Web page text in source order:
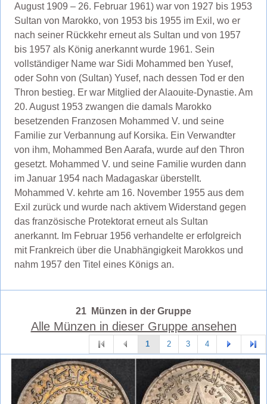
August 1909 – 26. Februar 1961) war von 1927 bis 1953
Sultan von Marokko, von 1953 bis 1955 im Exil, wo er
nach seiner Rückkehr erneut als Sultan und von 1957
bis 1957 als König anerkannt wurde 1961. Sein
vollständiger Name war Sidi Mohammed ben Yusef,
oder Sohn von (Sultan) Yusef, nach dessen Tod er den
Thron bestieg. Er war Mitglied der Alaouite-Dynastie. Am
20. August 1953 zwangen die damals Marokko
besetzenden Franzosen Mohammed V. und seine
Familie zur Verbannung auf Korsika. Ein Verwandter
von ihm, Mohammed Ben Aarafa, wurde auf den Thron
gesetzt. Mohammed V. und seine Familie wurden dann
im Januar 1954 nach Madagaskar überstellt.
Mohammed V. kehrte am 16. November 1955 aus dem
Exil zurück und wurde nach aktivem Widerstand gegen
das französische Protektorat erneut als Sultan
anerkannt. Im Februar 1956 verhandelte er erfolgreich
mit Frankreich über die Unabhängigkeit Marokkos und
nahm 1957 den Titel eines Königs an.
21 Münzen in der Gruppe
Alle Münzen in dieser Gruppe ansehen
1 2 3 4